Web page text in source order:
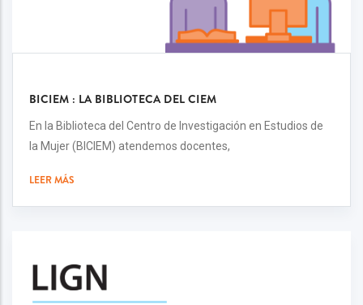
BICIEM : LA BIBLIOTECA DEL CIEM
En la Biblioteca del Centro de Investigación en Estudios de
la Mujer (BICIEM) atendemos docentes,
LEER MÁS